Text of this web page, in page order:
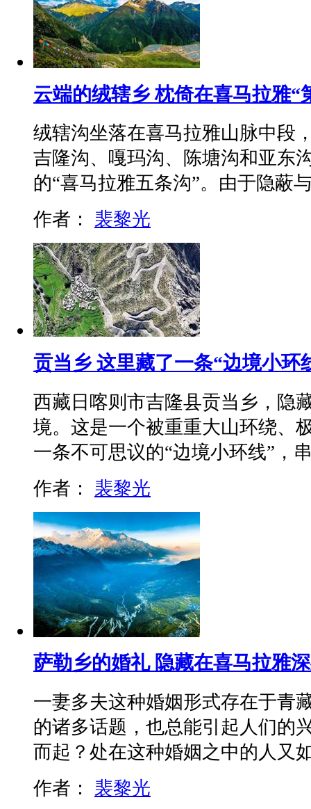
云端的绒辖乡 枕倚在喜马拉雅“
绒辖沟坐落在喜马拉雅山脉中段
吉隆沟、嘎玛沟、陈塘沟和亚
的“喜马拉雅五条沟”。由于隐
作者： 裴黎光
贡当乡 这里藏了一条“边境小环
西藏日喀则市吉隆县贡当乡，隐
境。这是一个被重重大山环绕、
一条不可思议的“边境小环线”
作者： 裴黎光
萨勒乡的婚礼 隐藏在喜马拉雅
一妻多夫这种婚姻形式存在于青
的诸多话题，也总能引起人们的
而起？处在这种婚姻之中的人
作者： 裴黎光